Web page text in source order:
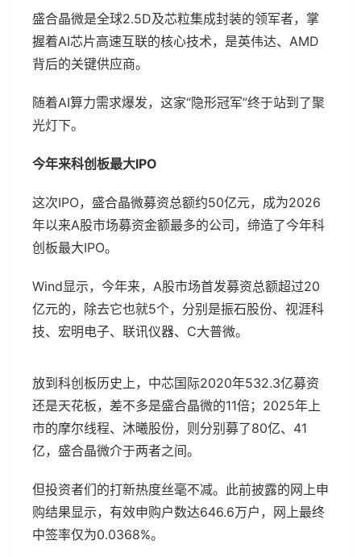
盛合晶微是全球2.5D及芯粒集成封装的领军者，掌
握着AI芯片高速互联的核心技术，是英伟达、AMD
背后的关键供应商。
随着AI算力需求爆发，这家“隐形冠军”终于站到了聚
光灯下。
今年来科创板最大IPO
这次IPO，盛合晶微募资总额约50亿元，成为2026
年以来A股市场募资金额最多的公司，缔造了今年科
创板最大IPO。
Wind显示，今年来，A股市场首发募资总额超过20
亿元的，除去它也就5个，分别是振石股份、视涯科
技、宏明电子、联讯仪器、C大普微。
放到科创板历史上，中芯国际2020年532.3亿募资
还是天花板，差不多是盛合晶微的11倍；2025年上
市的摩尔线程、沐曦股份，则分别募了80亿、41
亿，盛合晶微介于两者之间。
但投资者们的打新热度丝毫不减。此前披露的网上申
购结果显示，有效申购户数达646.6万户，网上最终
中签率仅为0.0368%。